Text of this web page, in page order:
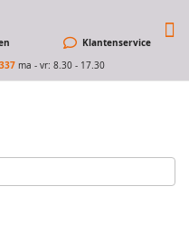
Klantenservice
ma - vr: 8.30 - 17.30